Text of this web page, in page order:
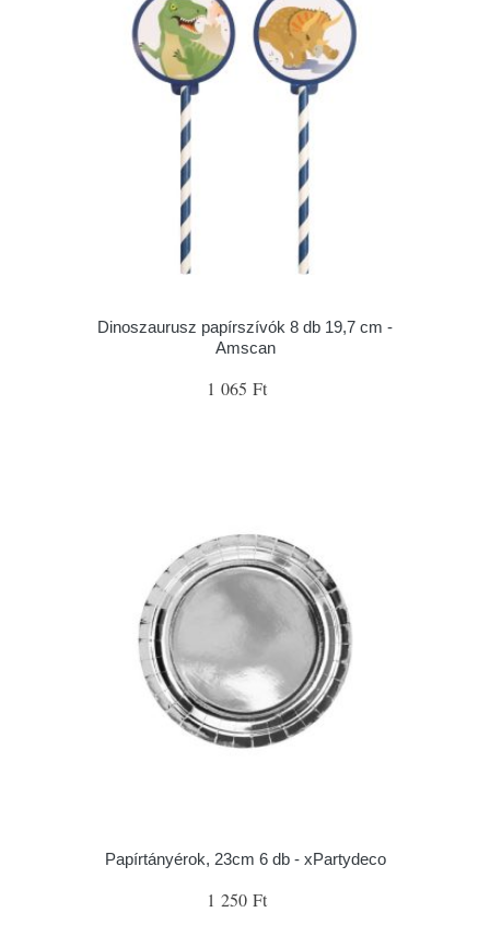
Dinoszaurusz papírszívók 8 db 19,7 cm -
Amscan
1 065 Ft
Papírtányérok, 23cm 6 db - xPartydeco
1 250 Ft